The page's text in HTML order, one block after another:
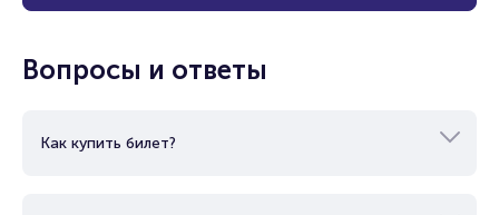
Вопросы и ответы
Как купить билет?